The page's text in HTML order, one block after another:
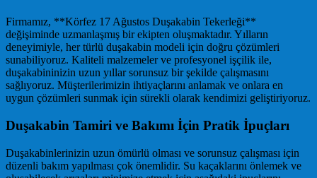
Firmamız, **Körfez 17 Ağustos Duşakabin Tekerleği**
değişiminde uzmanlaşmış bir ekipten oluşmaktadır. Yılların
deneyimiyle, her türlü duşakabin modeli için doğru çözümleri
sunabiliyoruz. Kaliteli malzemeler ve profesyonel işçilik ile,
duşakabininizin uzun yıllar sorunsuz bir şekilde çalışmasını
sağlıyoruz. Müşterilerimizin ihtiyaçlarını anlamak ve onlara en
uygun çözümleri sunmak için sürekli olarak kendimizi geliştiriyoruz.
Duşakabin Tamiri ve Bakımı İçin Pratik İpuçları
Duşakabinlerinizin uzun ömürlü olması ve sorunsuz çalışması için
düzenli bakım yapılması çok önemlidir. Su kaçaklarını önlemek ve